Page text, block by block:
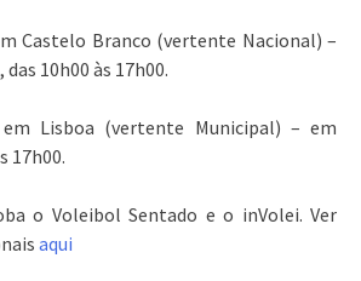
Castelo Branco (vertente Nacional) –
10h00 às 17h00.
Lisboa (vertente Municipal) – em
17h00.
o Voleibol Sentado e o inVolei. Ver
aqui